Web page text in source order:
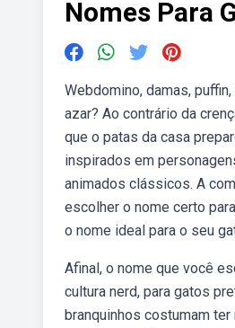
Nomes Para
Webdomino, damas,
azar? Ao contrário da
que o patas da casa
inspirados em
animados clássicos. A
escolher o nome certo
o nome ideal para o seu
Afinal, o nome que você
cultura nerd, para gatos
branquinhos costumam